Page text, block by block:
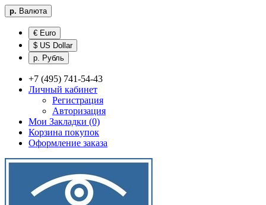
р. Валюта
€ Euro
$ US Dollar
р. Рубль
+7 (495) 741-54-43
Личный кабинет
Регистрация
Авторизация
Мои Закладки (0)
Корзина покупок
Оформление заказа